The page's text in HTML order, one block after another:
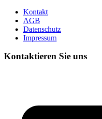
Kontakt
AGB
Datenschutz
Impressum
Kontaktieren Sie uns